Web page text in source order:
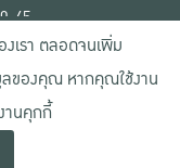
45
รศาสตร์
งเรา ตลอดจนเพิ่ม
ลของคุณ หากคุณใช้งาน
านคุกกี้